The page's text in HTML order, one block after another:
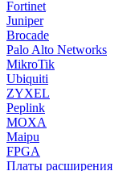
Fortinet
Juniper
Brocade
Palo Alto Networks
MikroTik
Ubiquiti
ZYXEL
Peplink
MOXA
Maipu
FPGA
Платы расширения